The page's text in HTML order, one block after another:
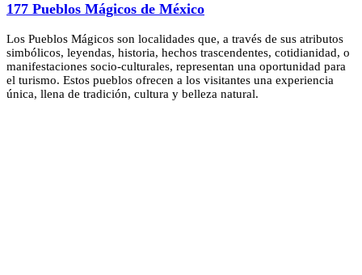
177 Pueblos Mágicos de México
Los Pueblos Mágicos son localidades que, a través de sus atributos
simbólicos, leyendas, historia, hechos trascendentes, cotidianidad, o
manifestaciones socio-culturales, representan una oportunidad para
el turismo. Estos pueblos ofrecen a los visitantes una experiencia
única, llena de tradición, cultura y belleza natural.